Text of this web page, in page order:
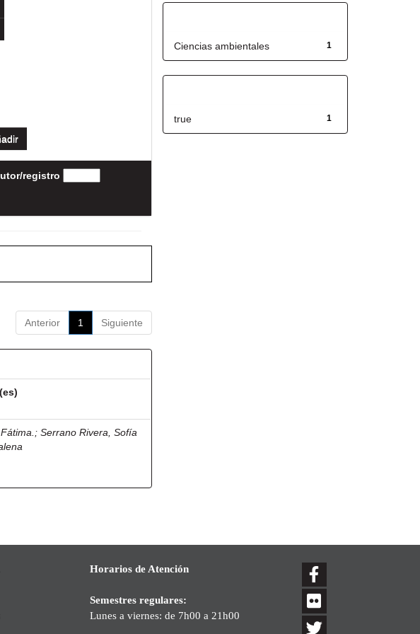
registro
Anterior 1 Siguiente
;Serrano Rivera, Sofía
1
Ciencias ambientales
1
true
Horarios de Atención
Semestres regulares:
Lunes a viernes: de 7h00 a 21h00